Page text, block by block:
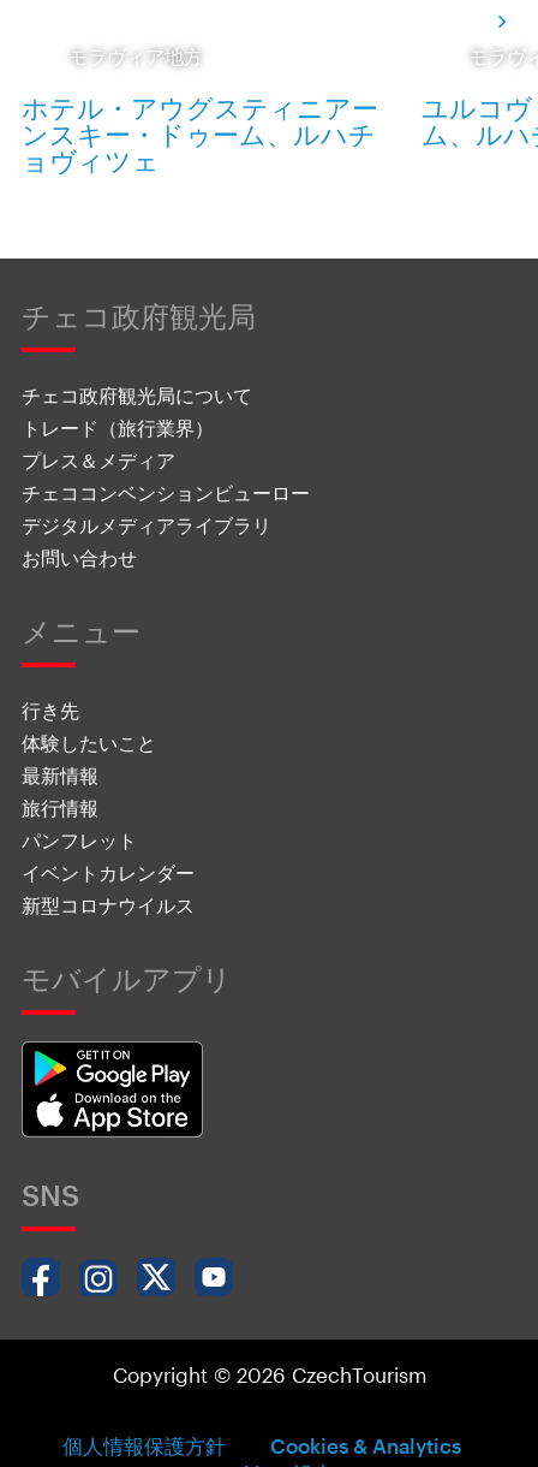
モラヴィア地方
ホテル・アウグスティニアー
ンスキー・ドゥーム、ルハチ
ョヴィツェ
モラヴ
ユルコ
ム、ル
チェコ政府観光局
チェコ政府観光局について
トレード（旅行業界）
プレス＆メディア
チェココンベンションビューロー
デジタルメディアライブラリ
お問い合わせ
メニュー
行き先
体験したいこと
最新情報
旅行情報
パンフレット
イベントカレンダー
新型コロナウイルス
モバイルアプリ
SNS
Copyright © 2026 CzechTourism
個人情報保護方針
Cookies & Analytics